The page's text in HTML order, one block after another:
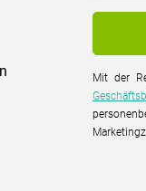
Mit der